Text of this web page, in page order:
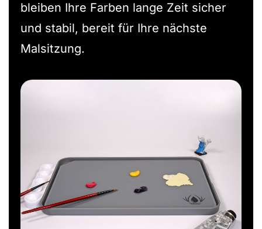
bleiben Ihre Farben lange Zeit sicher
und stabil, bereit für Ihre nächste
Malsitzung.